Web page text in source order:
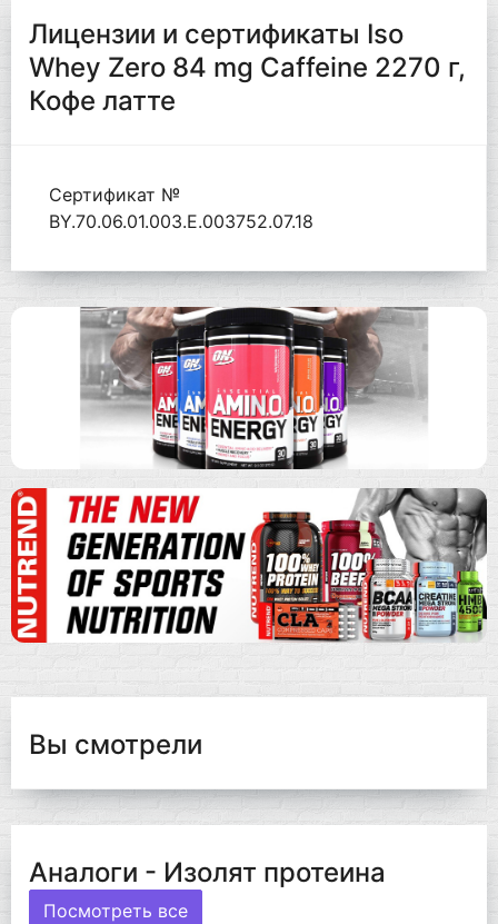
Лицензии и сертификаты Iso
Whey Zero 84 mg Caffeine 2270 г,
Кофе латте
Сертификат №
BY.70.06.01.003.Е.003752.07.18
Вы смотрели
Аналоги - Изолят протеина
Посмотреть все